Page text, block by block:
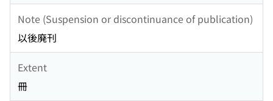
Note (Suspension or discontinuance of publication)
以後廃刊
Extent
冊